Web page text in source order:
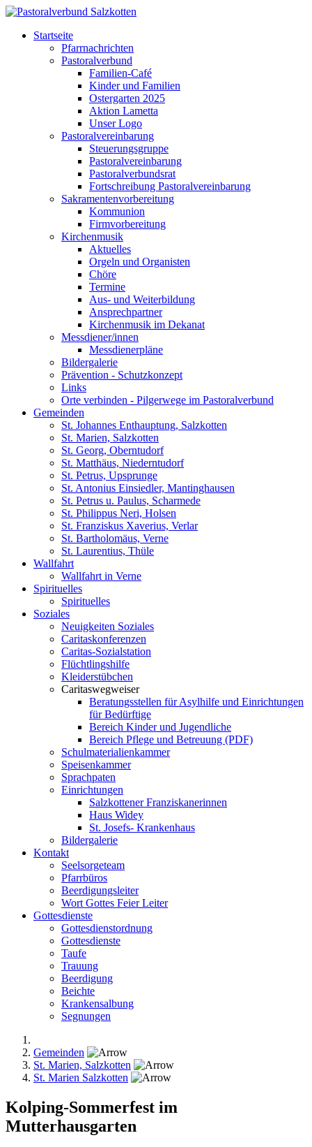
Startseite
Pfarrnachrichten
Pastoralverbund
Familien-Café
Kinder und Familien
Ostergarten 2025
Aktion Lametta
Unser Logo
Pastoralvereinbarung
Steuerungsgruppe
Pastoralvereinbarung
Pastoralverbundsrat
Fortschreibung Pastoralvereinbarung
Sakramentenvorbereitung
Kommunion
Firmvorbereitung
Kirchenmusik
Aktuelles
Orgeln und Organisten
Chöre
Termine
Aus- und Weiterbildung
Ansprechpartner
Kirchenmusik im Dekanat
Messdiener/innen
Messdienerpläne
Bildergalerie
Prävention - Schutzkonzept
Links
Orte verbinden - Pilgerwege im Pastoralverbund
Gemeinden
St. Johannes Enthauptung, Salzkotten
St. Marien, Salzkotten
St. Georg, Oberntudorf
St. Matthäus, Niederntudorf
St. Petrus, Upsprunge
St. Antonius Einsiedler, Mantinghausen
St. Petrus u. Paulus, Scharmede
St. Philippus Neri, Holsen
St. Franziskus Xaverius, Verlar
St. Bartholomäus, Verne
St. Laurentius, Thüle
Wallfahrt
Wallfahrt in Verne
Spirituelles
Spirituelles
Soziales
Neuigkeiten Soziales
Caritaskonferenzen
Caritas-Sozialstation
Flüchtlingshilfe
Kleiderstübchen
Caritaswegweiser
Beratungsstellen für Asylhilfe und Einrichtungen
für Bedürftige
Bereich Kinder und Jugendliche
Bereich Pflege und Betreuung (PDF)
Schulmaterialienkammer
Speisenkammer
Sprachpaten
Einrichtungen
Salzkottener Franziskanerinnen
Haus Widey
St. Josefs- Krankenhaus
Bildergalerie
Kontakt
Seelsorgeteam
Pfarrbüros
Beerdigungsleiter
Wort Gottes Feier Leiter
Gottesdienste
Gottesdienstordnung
Gottesdienste
Taufe
Trauung
Beerdigung
Beichte
Krankensalbung
Segnungen
Gemeinden
St. Marien, Salzkotten
St. Marien Salzkotten
Kolping-Sommerfest im
Mutterhausgarten